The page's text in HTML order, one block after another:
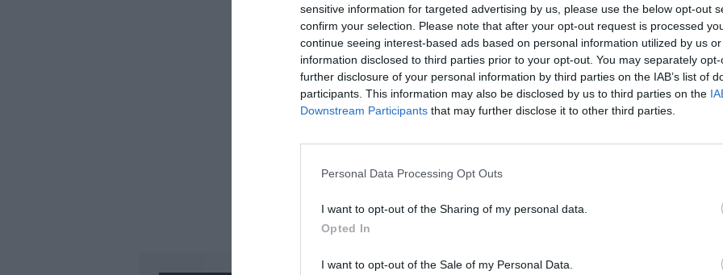
sensitive information for targeted advertising by us, please use the below opt-out
confirm your selection. Please note that after your opt-out request is processed
continue seeing interest-based ads based on personal information utilized by us
information disclosed to third parties prior to your opt-out. You may separately
further disclosure of your personal information by third parties on the IAB’s list of
participants. This information may also be disclosed by us to third parties on the
Downstream Participants that may further disclose it to other third parties.
Personal Data Processing Opt Outs
I want to opt-out of the Sharing of my personal data.
Opted In
I want to opt-out of the Sale of my Personal Data.
19